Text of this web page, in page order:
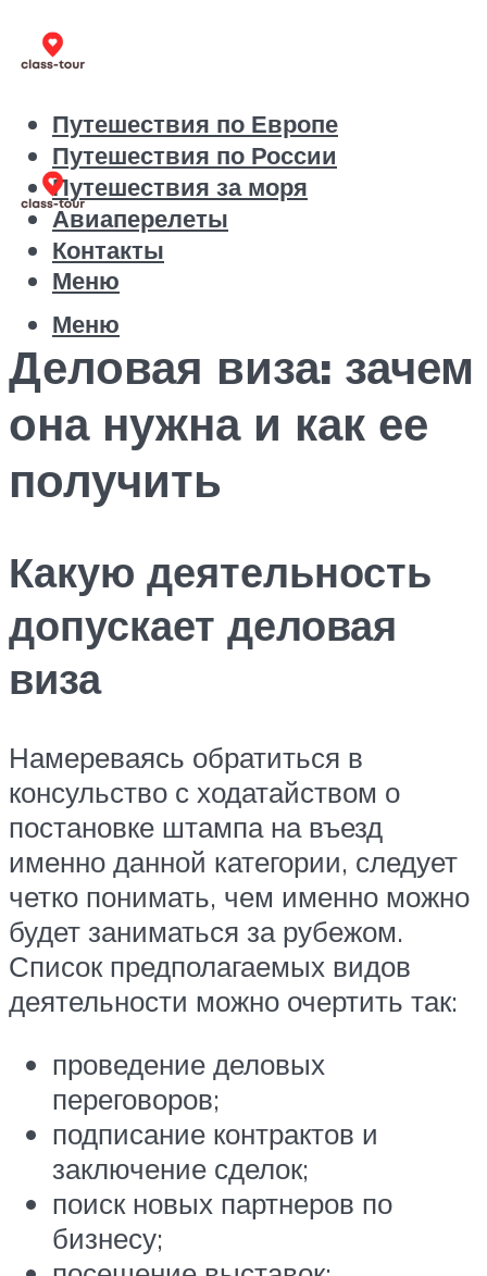
Путешествия по Европе
Путешествия по России
Путешествия за моря
Авиаперелеты
Контакты
Меню
Меню
Деловая виза: зачем
она нужна и как ее
получить
Какую деятельность
допускает деловая
виза
Намереваясь обратиться в
консульство с ходатайством о
постановке штампа на въезд
именно данной категории, следует
четко понимать, чем именно можно
будет заниматься за рубежом.
Список предполагаемых видов
деятельности можно очертить так:
проведение деловых
переговоров;
подписание контрактов и
заключение сделок;
поиск новых партнеров по
бизнесу;